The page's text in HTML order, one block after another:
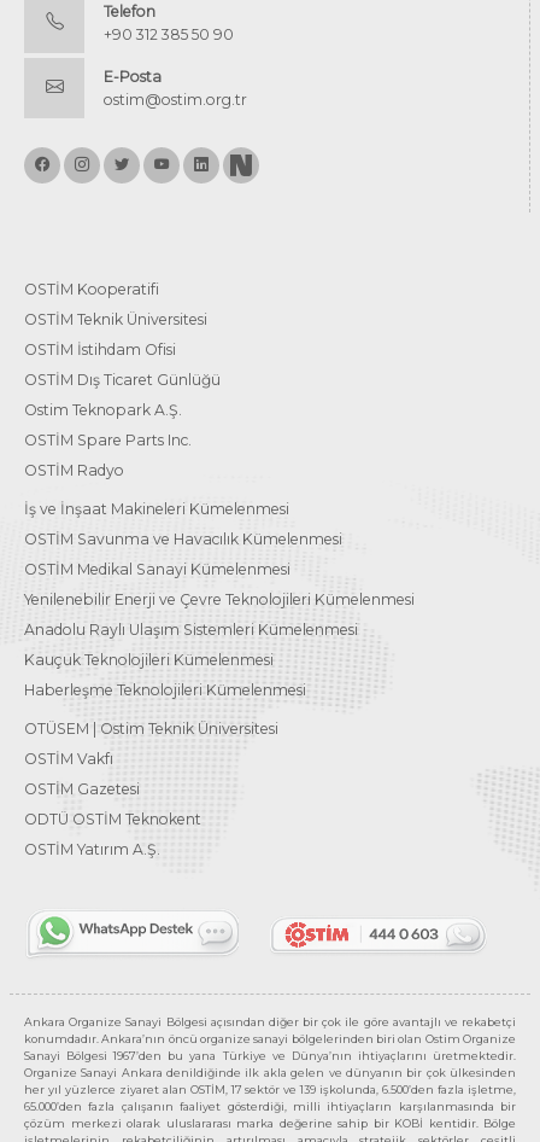
Telefon
+90 312 385 50 90
E-Posta
ostim@ostim.org.tr
OSTİM Kooperatifi
OSTİM Teknik Üniversitesi
OSTİM İstihdam Ofisi
OSTİM Dış Ticaret Günlüğü
Ostim Teknopark A.Ş.
OSTİM Spare Parts Inc.
OSTİM Radyo
İş ve İnşaat Makineleri Kümelenmesi
OSTİM Savunma ve Havacılık Kümelenmesi
OSTİM Medikal Sanayi Kümelenmesi
Yenilenebilir Enerji ve Çevre Teknolojileri Kümelenmesi
Anadolu Raylı Ulaşım Sistemleri Kümelenmesi
Kauçuk Teknolojileri Kümelenmesi
Haberleşme Teknolojileri Kümelenmesi
OTÜSEM | Ostim Teknik Üniversitesi
OSTİM Vakfı
OSTİM Gazetesi
ODTÜ OSTİM Teknokent
OSTİM Yatırım A.Ş.
Ankara Organize Sanayi Bölgesi açısından diğer bir çok ile göre avantajlı ve rekabetçi
konumdadır. Ankara’nın öncü organize sanayi bölgelerinden biri olan Ostim Organize
Sanayi Bölgesi 1967’den bu yana Türkiye ve Dünya’nın ihtiyaçlarını üretmektedir.
Organize Sanayi Ankara denildiğinde ilk akla gelen ve dünyanın bir çok ülkesinden
her yıl yüzlerce ziyaret alan OSTİM, 17 sektör ve 139 işkolunda, 6.500’den fazla işletme,
65.000’den fazla çalışanın faaliyet gösterdiği, milli ihtiyaçların karşılanmasında bir
çözüm merkezi olarak uluslararası marka değerine sahip bir KOBİ kentidir. Bölge